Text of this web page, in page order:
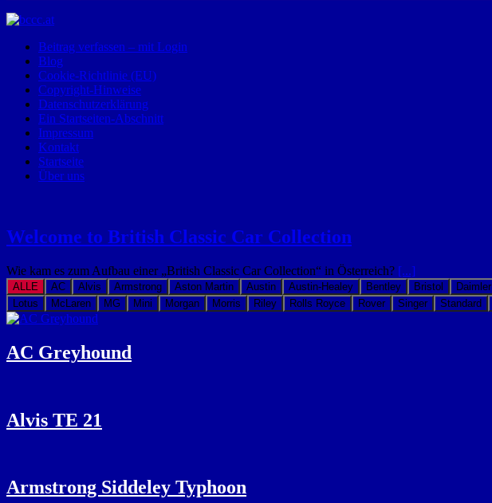
Beitrag verfassen – mit Login
Blog
Cookie-Richtlinie (EU)
Copyright-Hinweise
Datenschutzerklärung
Ein Startseiten-Abschnitt
Impressum
Kontakt
Startseite
Über uns
Welcome to British Classic Car Collection
Wie kam es zum Aufbau einer „British Classic Car Collection“ in Österreich? [...]
ALLE AC Alvis Armstrong Aston Martin Austin Austin-Healey Bentley Bristol Daimler
Lotus
McLaren MG Mini Morgan Morris Riley Rolls Royce Rover Singer Standard
AC Greyhound
Alvis TE 21
Armstrong Siddeley Typhoon